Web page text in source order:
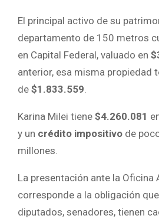
El principal activo de su
departamento de 150 metros
en Capital Federal, valuado en
anterior, esa misma propiedad
de $1.833.559
Karina Milei tiene $4.260.081
y un crédito impositivo de
millones.
La presentación ante la Oficina
corresponde a la obligación
diputados, senadores, tienen